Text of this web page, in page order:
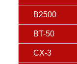
B2500
BT-50
CX-3